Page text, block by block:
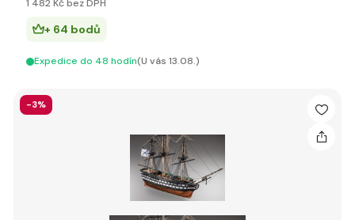
1 482 Kč bez DPH
+ 64 bodů
Expedice do 48 hodín(U vás 13.08.)
-3%